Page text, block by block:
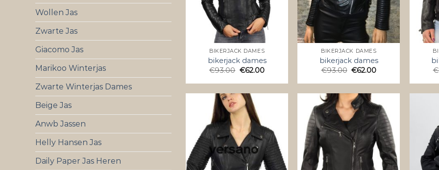
Wollen Jas
Zwarte Jas
Giacomo Jas
Marikoo Winterjas
Zwarte Winterjas Dames
Beige Jas
Anwb Jassen
Helly Hansen Jas
Daily Paper Jas Heren
BIKERJACK DAMES
bikerjack dames
€93.00 €62.00
BIKERJACK DAMES
bikerjack dames
€93.00 €62.00
€